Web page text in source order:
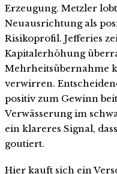
Erzeugung. Metzler
Neuausrichtung als
Risikoprofil. Jefferies
Kapitalerhöhung
Mehrheitsübernahme
verwirren.
positiv zum Gewinn
Verwässerung im
ein klareres Signal,
goutiert.
Hier kauft sich ein